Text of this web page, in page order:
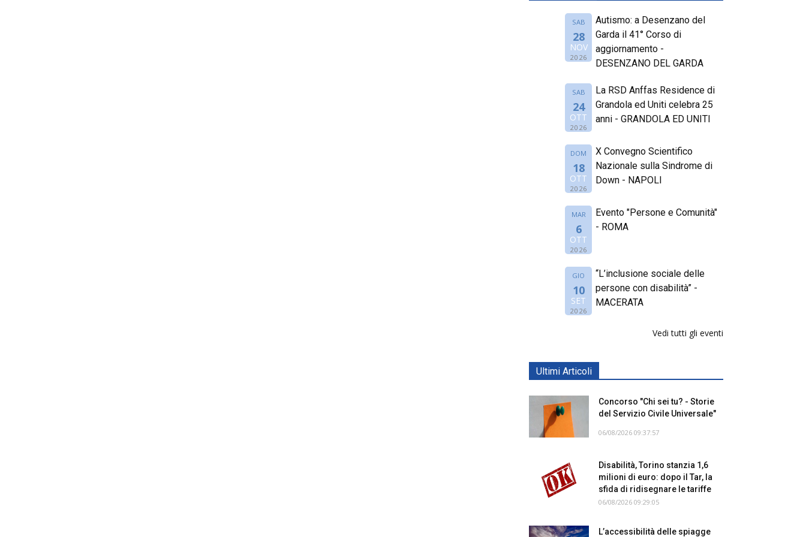
SAB
28
NOV
2026
Autismo: a Desenzano del
Garda il 41° Corso di
aggiornamento -
DESENZANO DEL GARDA
SAB
24
OTT
2026
La RSD Anffas Residence di
Grandola ed Uniti celebra 25
anni - GRANDOLA ED UNITI
DOM
18
OTT
2026
X Convegno Scientifico
Nazionale sulla Sindrome di
Down - NAPOLI
MAR
6
OTT
2026
Evento "Persone e Comunità"
- ROMA
GIO
10
SET
2026
“L’inclusione sociale delle
persone con disabilità” -
MACERATA
Vedi tutti gli eventi
Ultimi Articoli
Concorso "Chi sei tu? - Storie
del Servizio Civile Universale"
06/08/2026 09:37:57
Disabilità, Torino stanzia 1,6
milioni di euro: dopo il Tar, la
sfida di ridisegnare le tariffe
06/08/2026 09:29:05
L’accessibilità delle spiagge